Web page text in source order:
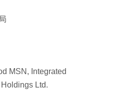
MSN, Integrated
Ltd.